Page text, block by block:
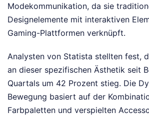
Modekommunikation, da sie
Designelemente mit interaktiven
Gaming-Plattformen verknüpft.
Analysten von Statista stellten fest,
an dieser spezifischen Ästhetik seit
Quartals um 42 Prozent stieg. Die
Bewegung basiert auf der
Farbpaletten und verspielten